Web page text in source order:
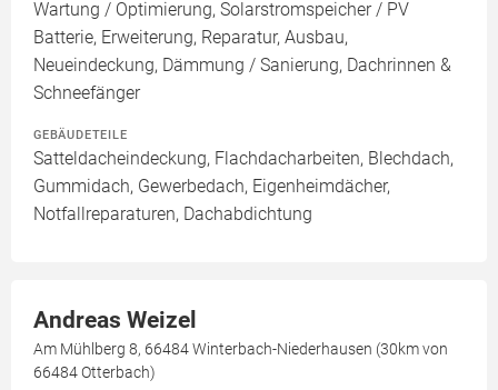
Wartung / Optimierung, Solarstromspeicher / PV
Batterie, Erweiterung, Reparatur, Ausbau,
Neueindeckung, Dämmung / Sanierung, Dachrinnen &
Schneefänger
GEBÄUDETEILE
Satteldacheindeckung, Flachdacharbeiten, Blechdach,
Gummidach, Gewerbedach, Eigenheimdächer,
Notfallreparaturen, Dachabdichtung
Andreas Weizel
Am Mühlberg 8, 66484 Winterbach-Niederhausen (30km von
66484 Otterbach)